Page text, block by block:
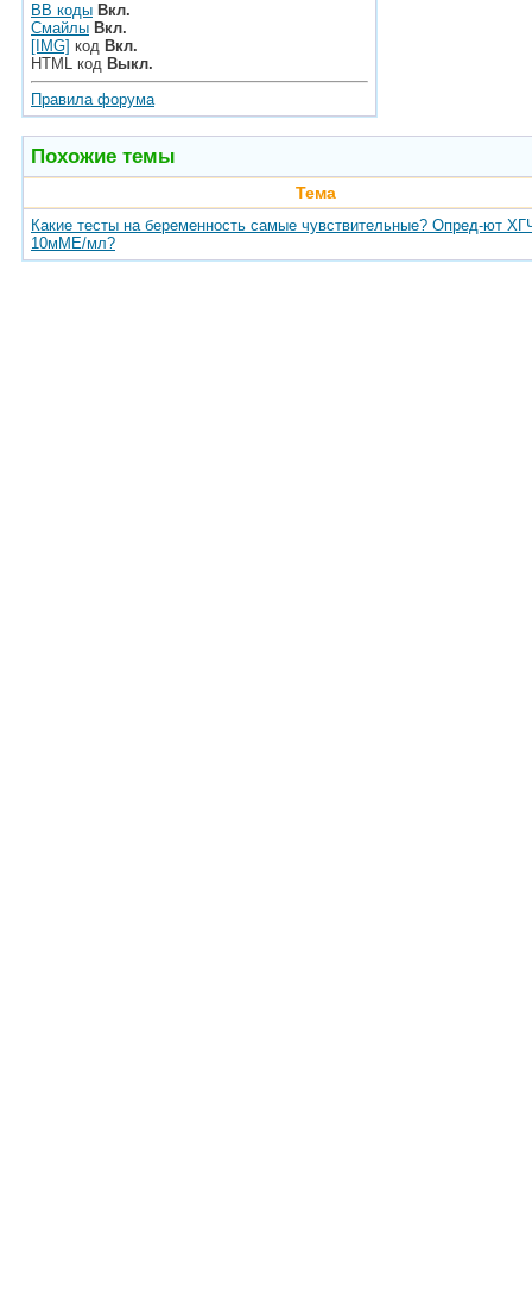
BB коды Вкл.
Смайлы Вкл.
[IMG] код Вкл.
HTML код Выкл.
Правила форума
Похожие темы
Тема
Какие тесты на беременность самые чувствительные? Опред-ют
10мМЕ/мл?